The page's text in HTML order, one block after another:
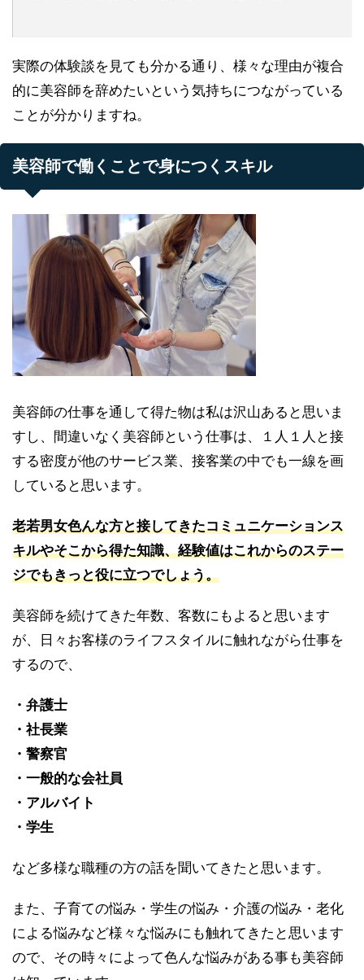
実際の体験談を見ても分かる通り、様々な理由が複合
的に美容師を辞めたいという気持ちにつながっている
ことが分かりますね。
美容師で働くことで身につくスキル
美容師の仕事を通して得た物は私は沢山あると思いま
すし、間違いなく美容師という仕事は、１人１人と接
する密度が他のサービス業、接客業の中でも一線を画
していると思います。
老若男女色んな方と接してきたコミュニケーションス
キルやそこから得た知識、経験値はこれからのステー
ジでもきっと役に立つでしょう。
美容師を続けてきた年数、客数にもよると思います
が、日々お客様のライフスタイルに触れながら仕事を
するので、
・弁護士
・社長業
・警察官
・一般的な会社員
・アルバイト
・学生
など多様な職種の方の話を聞いてきたと思います。
また、子育ての悩み・学生の悩み・介護の悩み・老化
による悩みなど様々な悩みにも触れてきたと思います
ので、その時々によって色んな悩みがある事も美容師